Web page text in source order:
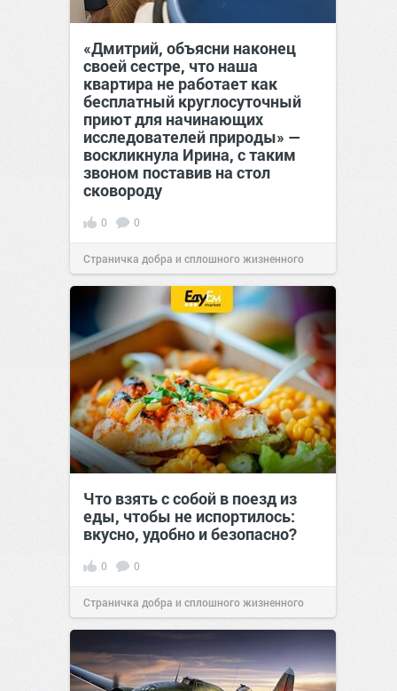
«Дмитрий, объясни наконец
своей сестре, что наша
квартира не работает как
бесплатный круглосуточный
приют для начинающих
исследователей природы» —
воскликнула Ирина, с таким
звоном поставив на стол
сковороду
0 0
Страничка добра и сплошного жизненного
позитива!00:2807 авг 2026
Что взять с собой в поезд из
еды, чтобы не испортилось:
вкусно, удобно и безопасно?
0 0
Страничка добра и сплошного жизненного
позитива!00:2907 авг 2026